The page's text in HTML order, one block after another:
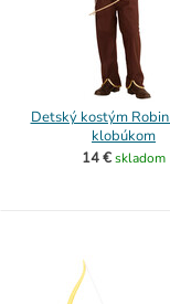
Detský kostým
klobúkom
14 €skladom